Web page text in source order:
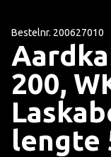
Bestelnr. 200627010
200,
lengte